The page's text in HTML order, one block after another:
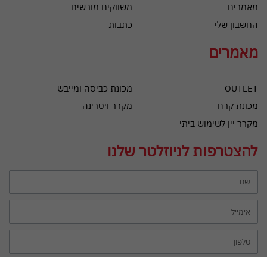
מאמרים
משווקים מורשים
החשבון שלי
כתבות
מאמרים
OUTLET
מכונת כביסה ומייבש
מכונת קרח
מקרר ויטרינה
מקרר יין לשימוש ביתי
להצטרפות לניוזלטר שלנו